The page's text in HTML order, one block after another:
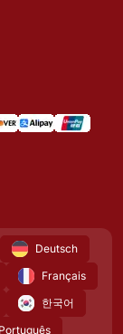
Deutsch
Français
한국어
Português